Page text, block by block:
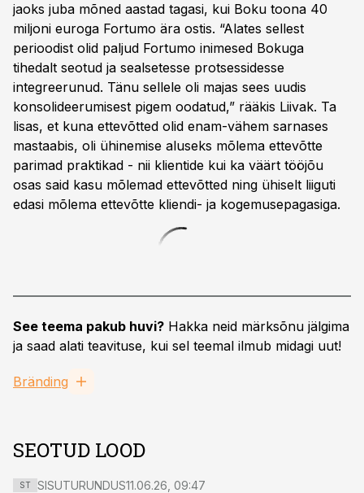
jaoks juba mõned aastad tagasi, kui Boku toona 40
miljoni euroga Fortumo ära ostis. “Alates sellest
perioodist olid paljud Fortumo inimesed Bokuga
tihedalt seotud ja sealsetesse protsessidesse
integreerunud. Tänu sellele oli majas sees uudis
konsolideerumisest pigem oodatud,” rääkis Liivak. Ta
lisas, et kuna ettevõtted olid enam-vähem sarnases
mastaabis, oli ühinemise aluseks mõlema ettevõtte
parimad praktikad - nii klientide kui ka väärt tööjõu
osas said kasu mõlemad ettevõtted ning ühiselt liiguti
edasi mõlema ettevõtte kliendi- ja kogemusepagasiga.
See teema pakub huvi? Hakka neid märksõnu jälgima
ja saad alati teavituse, kui sel teemal ilmub midagi uut!
Bränding
SEOTUD LOOD
ST SISUTURUNDUS11.06.26, 09:47